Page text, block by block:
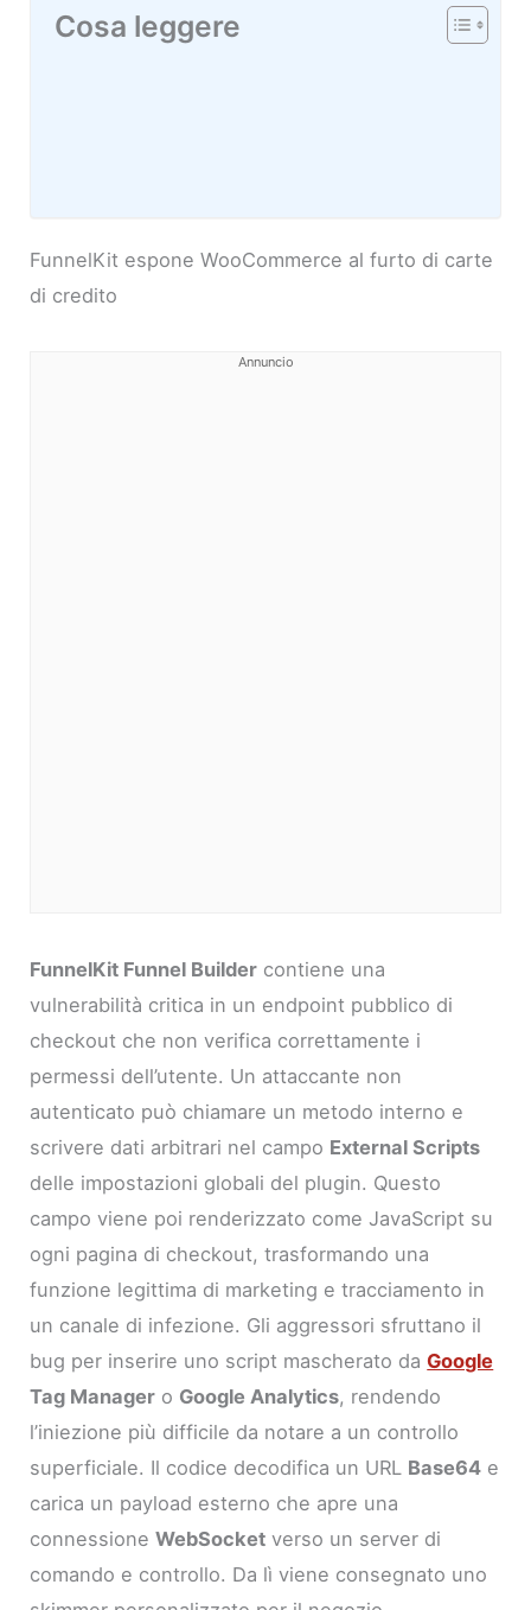
Cosa leggere
FunnelKit espone WooCommerce al furto di carte
di credito
Annuncio
FunnelKit Funnel Builder contiene una
vulnerabilità critica in un endpoint pubblico di
checkout che non verifica correttamente i
permessi dell’utente. Un attaccante non
autenticato può chiamare un metodo interno e
scrivere dati arbitrari nel campo External Scripts
delle impostazioni globali del plugin. Questo
campo viene poi renderizzato come JavaScript su
ogni pagina di checkout, trasformando una
funzione legittima di marketing e tracciamento in
un canale di infezione. Gli aggressori sfruttano il
bug per inserire uno script mascherato daGoogle
Tag Manager o Google Analytics, rendendo
l’iniezione più difficile da notare a un controllo
superficiale. Il codice decodifica un URL Base64 e
carica un payload esterno che apre una
connessioneWebSocket verso un server di
comando e controllo. Da lì viene consegnato uno